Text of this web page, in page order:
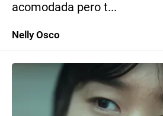
acomodada pero t...
Nelly Osco